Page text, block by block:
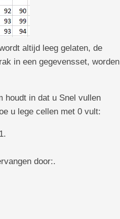
altijd leeg gelaten, de
in een gegevensset, worden
houdt in dat u Snel vullen
u lege cellen met 0 vult:
door:.